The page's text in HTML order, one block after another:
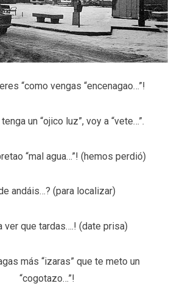
“como vengas “encenagao…”!
un “ojico luz”, voy a “vete…”.
“mal agua…”! (hemos perdió)
andáis…? (para localizar)
ver que tardas….! (date prisa)
más “izaras” que te meto un
“cogotazo…”!